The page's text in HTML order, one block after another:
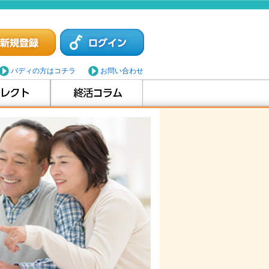
バディの方はコチラ お問い合わせ